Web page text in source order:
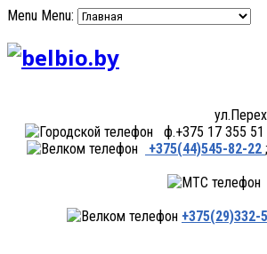
Menu Menu:
ф.+375 17 355 51
+375(44)545-82-22 ;
+375(29)332-